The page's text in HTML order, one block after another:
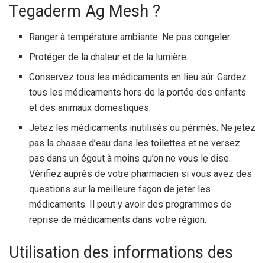
Tegaderm Ag Mesh ?
Ranger à température ambiante. Ne pas congeler.
Protéger de la chaleur et de la lumière.
Conservez tous les médicaments en lieu sûr. Gardez
tous les médicaments hors de la portée des enfants
et des animaux domestiques.
Jetez les médicaments inutilisés ou périmés. Ne jetez
pas la chasse d’eau dans les toilettes et ne versez
pas dans un égout à moins qu’on ne vous le dise.
Vérifiez auprès de votre pharmacien si vous avez des
questions sur la meilleure façon de jeter les
médicaments. Il peut y avoir des programmes de
reprise de médicaments dans votre région.
Utilisation des informations des